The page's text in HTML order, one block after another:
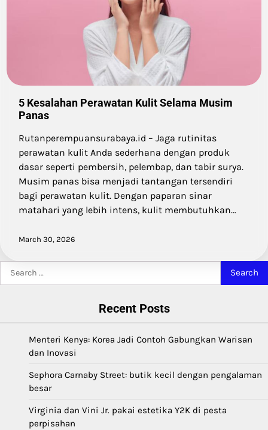
5 Kesalahan Perawatan Kulit Selama Musim
Panas
Rutanperempuansurabaya.id – Jaga rutinitas
perawatan kulit Anda sederhana dengan produk
dasar seperti pembersih, pelembap, dan tabir surya.
Musim panas bisa menjadi tantangan tersendiri
bagi perawatan kulit. Dengan paparan sinar
matahari yang lebih intens, kulit membutuhkan…
March 30, 2026
Search
for:
Recent Posts
Menteri Kenya: Korea Jadi Contoh Gabungkan Warisan
dan Inovasi
Sephora Carnaby Street: butik kecil dengan pengalaman
besar
Virginia dan Vini Jr. pakai estetika Y2K di pesta
perpisahan